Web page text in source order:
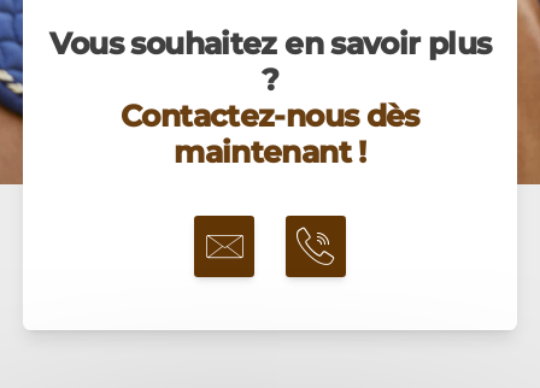
Vous souhaitez en savoir plus
?
Contactez-nous dès
maintenant !